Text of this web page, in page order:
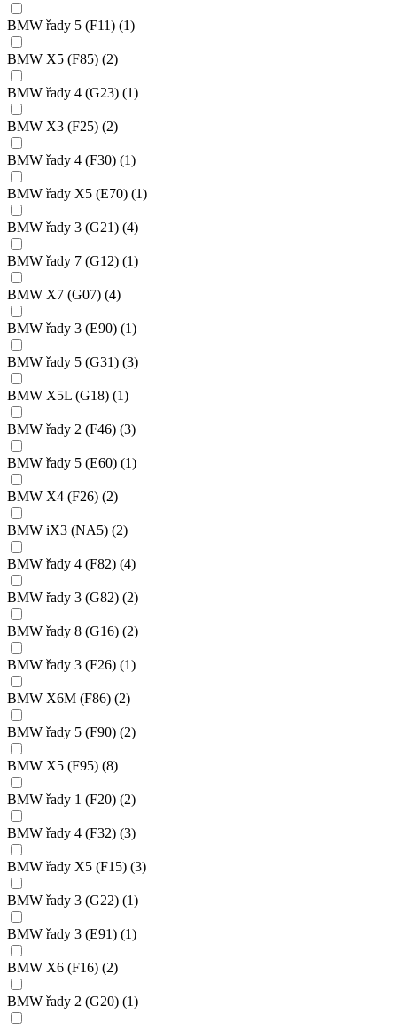
BMW řady 5 (F11) (1)
BMW X5 (F85) (2)
BMW řady 4 (G23) (1)
BMW X3 (F25) (2)
BMW řady 4 (F30) (1)
BMW řady X5 (E70) (1)
BMW řady 3 (G21) (4)
BMW řady 7 (G12) (1)
BMW X7 (G07) (4)
BMW řady 3 (E90) (1)
BMW řady 5 (G31) (3)
BMW X5L (G18) (1)
BMW řady 2 (F46) (3)
BMW řady 5 (E60) (1)
BMW X4 (F26) (2)
BMW iX3 (NA5) (2)
BMW řady 4 (F82) (4)
BMW řady 3 (G82) (2)
BMW řady 8 (G16) (2)
BMW řady 3 (F26) (1)
BMW X6M (F86) (2)
BMW řady 5 (F90) (2)
BMW X5 (F95) (8)
BMW řady 1 (F20) (2)
BMW řady 4 (F32) (3)
BMW řady X5 (F15) (3)
BMW řady 3 (G22) (1)
BMW řady 3 (E91) (1)
BMW X6 (F16) (2)
BMW řady 2 (G20) (1)